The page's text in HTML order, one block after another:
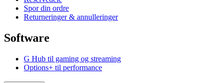
Spor din ordre
Returneringer & annulleringer
Software
G Hub til gaming og streaming
Options+ til performance